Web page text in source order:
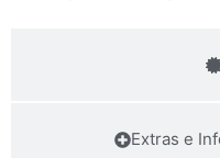
Extras e